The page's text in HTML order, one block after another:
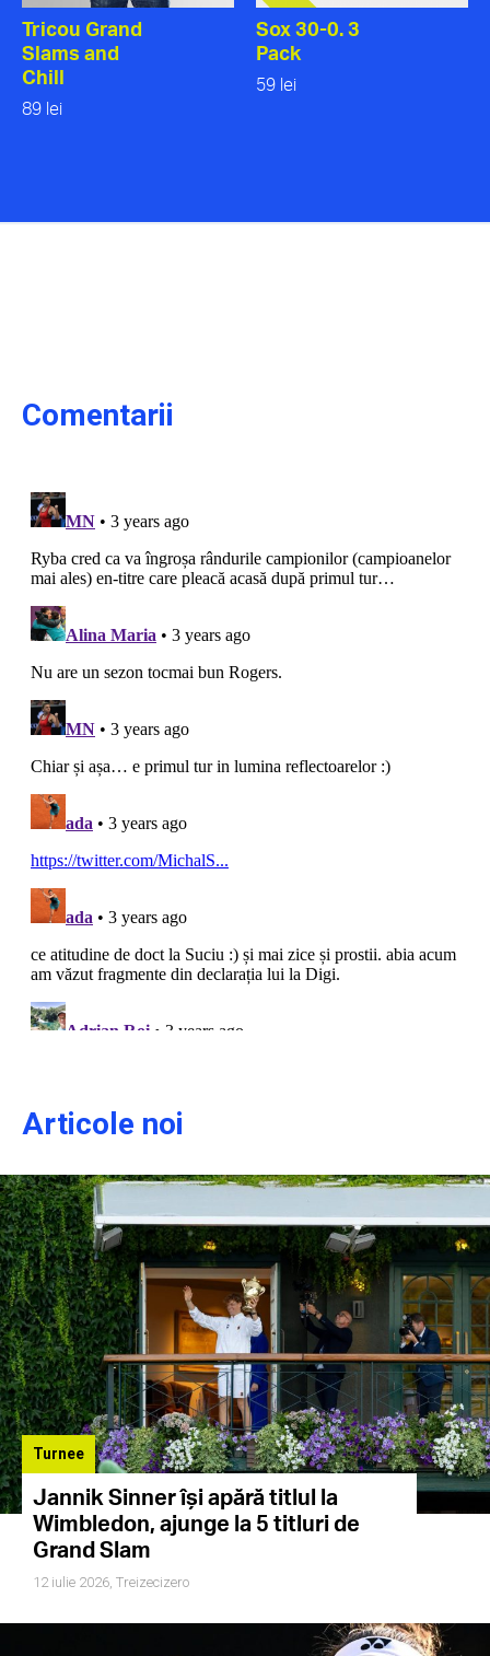
Tricou Grand
Slams and
Chill
89 lei
Sox 30-0. 3
Pack
59 lei
Comentarii
Articole noi
Turnee
Jannik Sinner își apără titlul la
Wimbledon, ajunge la 5 titluri de
Grand Slam
12 iulie 2026, Treizecizero